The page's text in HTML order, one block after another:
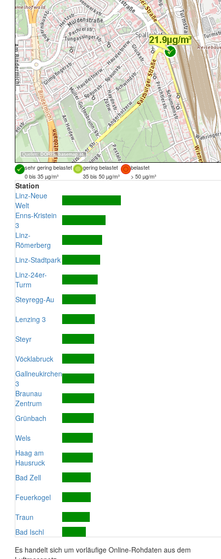
Quellen: DORIS, basemap.at
sehr gering belastet gering belastet
belastet
0 bis 35 µg/m³
35 bis 50 µg/m³ > 50 µg/m³
Station
Linz-Neue
Welt
Enns-Kristein
3
Linz-
Römerberg
Linz-Stadtpark
Linz-24er-
Turm
Steyregg-Au
Lenzing 3
Steyr
Vöcklabruck
Gallneukirchen
3
Braunau
Zentrum
Grünbach
Wels
Haag am
Hausruck
Bad Zell
Feuerkogel
Traun
Bad Ischl
Es handelt sich um vorläufige Online-Rohdaten aus dem